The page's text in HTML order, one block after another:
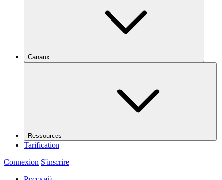
Canaux
Ressources
Tarification
Connexion S'inscrire